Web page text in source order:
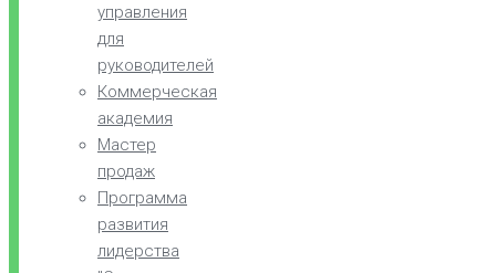
управления
для
руководителей
Коммерческая
академия
Мастер
продаж
Программа
развития
лидерства